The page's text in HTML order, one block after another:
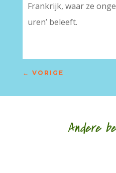
Frankrijk, waar ze
uren’ beleeft.
← VORIGE
Andere